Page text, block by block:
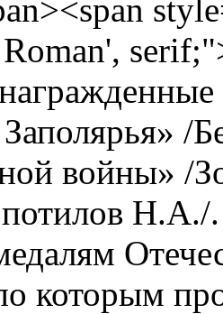
Заполярья» /
войны» /
Н.А./.
которым